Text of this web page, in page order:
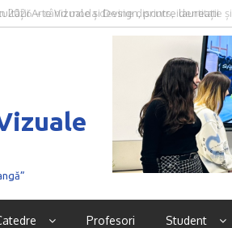
2026 – când moda devine discurs, identitate și
Profesori Student